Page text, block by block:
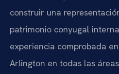
construir una
patrimonio conyugal
experiencia comprobada
Arlington en todas las